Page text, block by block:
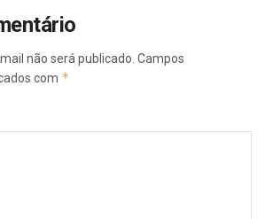
não será publicado. Campos
com *